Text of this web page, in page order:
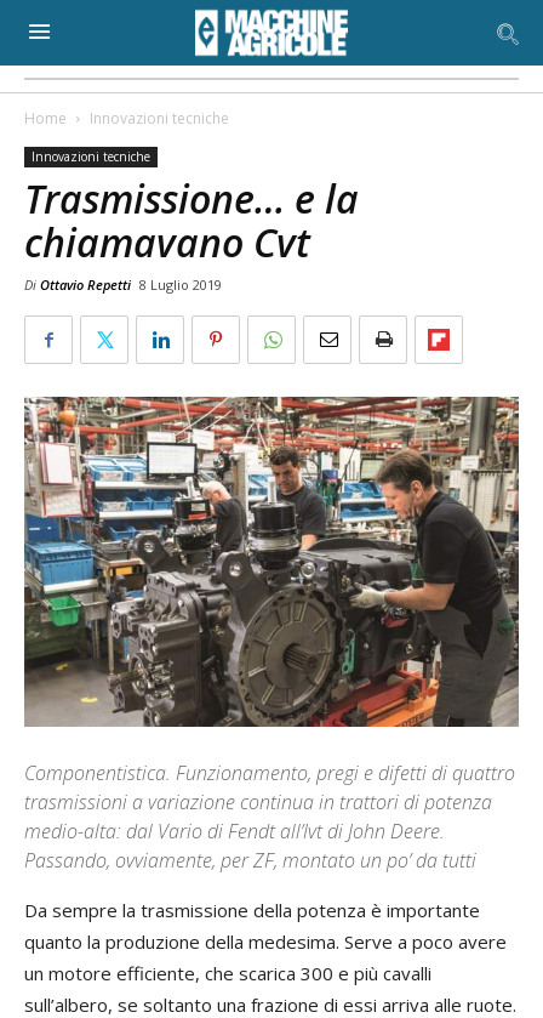
Home Innovazioni tecniche
Innovazioni tecniche
Trasmissione… e la
chiamavano Cvt
Di Ottavio Repetti 8 Luglio 2019
Componentistica. Funzionamento, pregi e difetti di quattro
trasmissioni a variazione continua in trattori di potenza
medio-alta: dal Vario di Fendt all’Ivt di John Deere.
Passando, ovviamente, per ZF, montato un po’ da tutti
Da sempre la trasmissione della potenza è importante
quanto la produzione della medesima. Serve a poco avere
un motore efficiente, che scarica 300 e più cavalli
sull’albero, se soltanto una frazione di essi arriva alle ruote.